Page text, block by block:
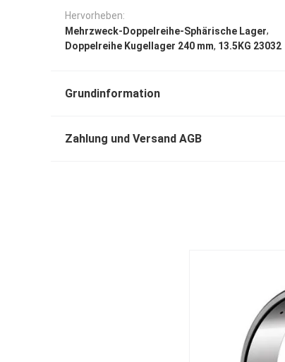
Hervorheben:
Mehrzweck-Doppelreihe-Sphärische Lager,
Doppelreihe Kugellager 240 mm, 13.5KG 23032
Grundinformation
Zahlung und Versand AGB